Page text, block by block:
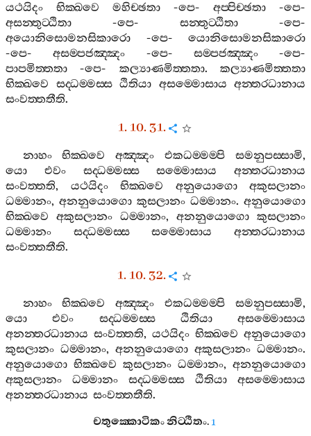
යථයිදං
භික‍්ඛවෙ මහිච‍්ඡතා -පෙ- අප‍්පිච‍්ඡතා -පෙ-
අසන‍්තුට‍්ඨිතා -පෙ- සන‍්තුට‍්ඨිතා -පෙ-
අයොනිසොමනසිකාරො -පෙ- යොනිසොමනසිකාරො
-පෙ-අසම‍්පජඤ‍්ඤං -පෙ- සම‍්පජඤ‍්ඤං-පෙ-
පාපමිත‍්තතා -පෙ- කල්‍යාණමිත‍්තතා.කල්‍යාණමිත‍්තතා
භික‍්ඛවෙ
සද‍්ධම‍්මස‍්ස ඨිතියා අසම‍්මොසාය අන‍්තරධානාය
සංවත‍්තතීති.
1. 10. 31.
නාහං භික‍්ඛවෙ අඤ‍්ඤං එකධම‍්මම‍්පි සමනුපස‍්සාමි,
යො
එවං සද‍්ධම‍්මස‍්ස සම‍්මොසාය
අන‍්තරධානාය
සංවත‍්තති, යථයිදං භික‍්ඛවෙ අනුයොගො
අකුසලානං
ධම‍්මානං, අනනුයොගො කුසලානං ධම‍්මානං. අනුයොගො
භික‍්ඛවෙ
අකුසලානං ධම‍්මානං, අනනුයොගො කුසලානං
ධම‍්මානං
සද‍්ධම‍්මස‍්ස සම‍්මොසාය
අන‍්තරධානාය
සංවත‍්තතීති.
1. 10. 32.
නාහං භික‍්ඛවෙ අඤ‍්ඤං එකධම‍්මම‍්පි සමනුපස‍්සාමි,
යො
එවං සද‍්ධම‍්මස‍්ස ඨිතියා
අසම‍්මොසාය
අනන‍්තරධානාය සංවත‍්තති, යථයිදං භික‍්ඛවෙ අනුයොගො
කුසලානං ධම‍්මානං, අනනුයොගො අකුසලානං ධම‍්මානං.
අනුයොගො භික‍්ඛවෙ කුසලානං ධම‍්මානං, අනනුයොගො
අකුසලානං
ධම‍්මානං සද‍්ධම‍්මස‍්ස ඨිතියා
අසම‍්මොසාය
අනන‍්තරධානාය සංවත‍්තතීති.
චතුක‍්කොටිකංනිට‍්ඨිතං.1